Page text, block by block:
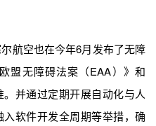
航空也在今年6月发布了无障
盟无障碍法案（EAA）》和
。并通过定期开展自动化与人
软件开发全周期等举措，确